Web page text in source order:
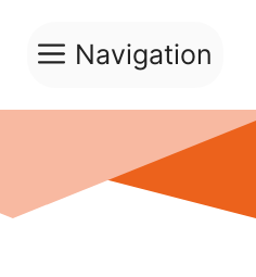
Navigation